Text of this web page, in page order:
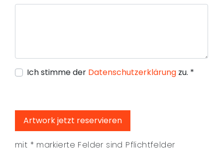
Ich stimme der Datenschutzerklärung zu. *
Artwork jetzt reservieren
mit *markierte Felder sind Pflichtfelder